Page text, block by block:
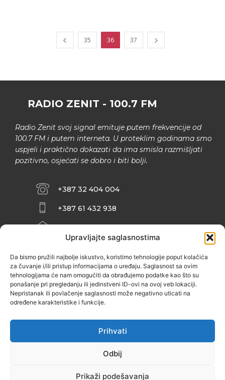
Upravljajte saglasnostima
Da bismo pružili najbolje iskustvo, koristimo tehnologije poput kolačića
za čuvanje i/ili pristup informacijama o uređaju. Saglasnost sa ovim
tehnologijama će nam omogućiti da obrađujemo podatke kao što su
ponašanje pri pregledanju ili jedinstveni ID-ovi na ovoj veb lokaciji.
Nepristanak ili povlačenje saglasnosti može negativno uticati na
određene karakteristike i funkcije.
Prihvati
Odbij
Prikaži podešavanja
35 36 37
RADIO ZENIT - 100.7 FM
Radio Zenit svoj signal emituje putem frekvencije od
100.7 FM i putem interneta. U proteklim godinama smo
uspjeli i praktično dokazati da ima smisla razmišljati
pozitivno, osjećati se dobro i biti bolji.
+387 32 404 004
+387 61 432 938
INFO@ZENIT.BA
ZENIČANKA, 3. SPRAT), 72000 ZENICA